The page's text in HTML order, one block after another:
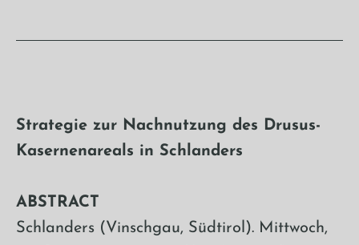
Strategie zur Nachnutzung des Drusus-
Kasernenareals in Schlanders
ABSTRACT
Schlanders (Vinschgau, Südtirol). Mittwoch,